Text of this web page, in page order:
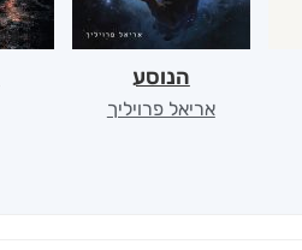
הנוסע
אריאל פרויליך